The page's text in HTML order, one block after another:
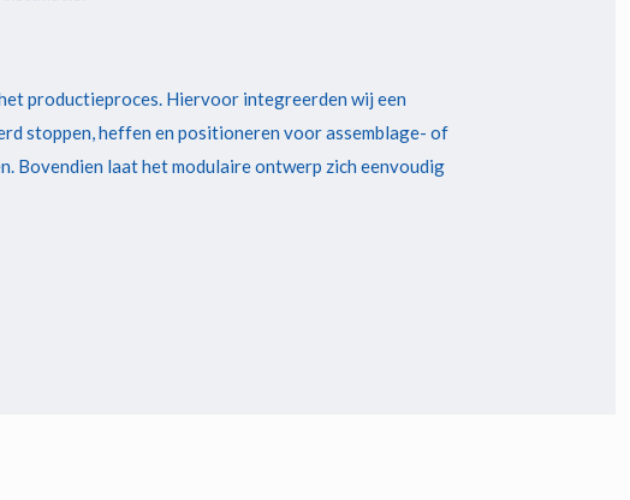
productieproces. Hiervoor integreerden wij een
stoppen, heffen en positioneren voor assemblage- of
Bovendien laat het modulaire ontwerp zich eenvoudig